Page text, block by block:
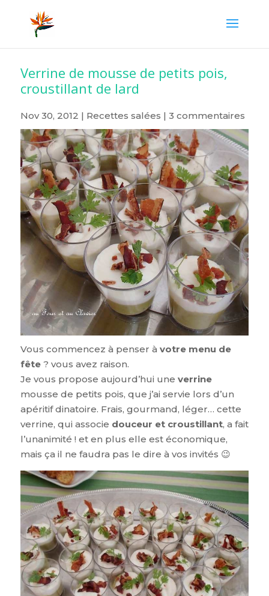
Verrine de mousse de petits pois,
croustillant de lard
Nov 30, 2012 | Recettes salées | 3 commentaires
Vous commencez à penser à votre menu de
fête? vous avez raison.
Je vous propose aujourd’hui une verrine
mousse de petits pois, que j’ai servie lors d’un
apéritif dinatoire. Frais, gourmand, léger… cette
verrine, qui associe douceur et croustillant, a fait
l’unanimité ! et en plus elle est économique,
mais ça il ne faudra pas le dire à vos invités 😉